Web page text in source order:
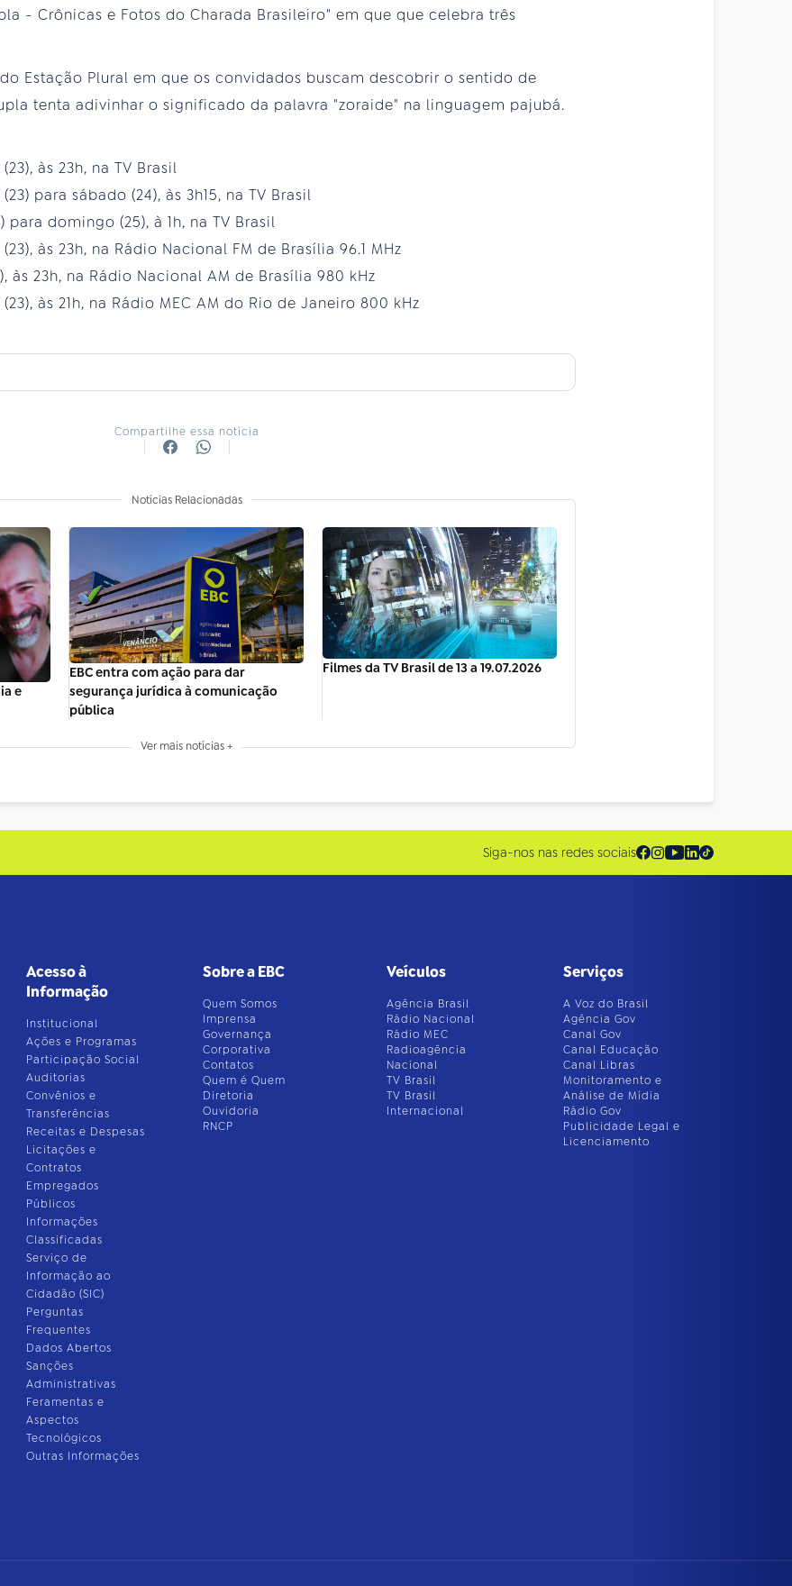
- Crônicas e Fotos do Charada Brasileiro" em que que celebra três
Estação Plural em que os convidados buscam descobrir o sentido de
tenta adivinhar o significado da palavra "zoraide" na linguagem pajubá.
às 23h, na TV Brasil
para sábado (24), às 3h15, na TV Brasil
para domingo (25), à 1h, na TV Brasil
às 23h, na Rádio Nacional FM de Brasília 96.1 MHz
às 23h, na Rádio Nacional AM de Brasília 980 kHz
às 21h, na Rádio MEC AM do Rio de Janeiro 800 kHz
Compartilhe essa notícia
Notícias Relacionadas
e
EBC entra com ação para dar
segurança jurídica à comunicação
pública
Filmes da TV Brasil de 13 a 19.07.2026
Ver mais notícias +
Siga-nos nas redes sociais
Acesso à
Informação
Institucional
Ações e Programas
Participação Social
Auditorias
Convênios e
Transferências
Receitas e Despesas
Licitações e
Contratos
Empregados
Públicos
Informações
Classificadas
Serviço de
Informação ao
Cidadão (SIC)
Perguntas
Frequentes
Dados Abertos
Sanções
Administrativas
Feramentas e
Aspectos
Tecnológicos
Outras Informações
Sobre a EBC
Quem Somos
Imprensa
Governança
Corporativa
Contatos
Quem é Quem
Diretoria
Ouvidoria
RNCP
Veículos
Agência Brasil
Rádio Nacional
Rádio MEC
Radioagência
Nacional
TV Brasil
TV Brasil
Internacional
Serviços
A Voz do Brasil
Agência Gov
Canal Gov
Canal Educação
Canal Libras
Monitoramento e
Análise de Mídia
Rádio Gov
Publicidade Legal e
Licenciamento